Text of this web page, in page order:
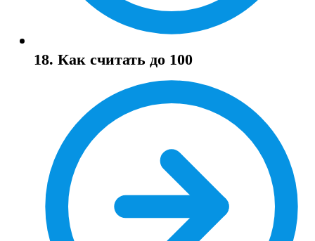
18. Как считать до 100